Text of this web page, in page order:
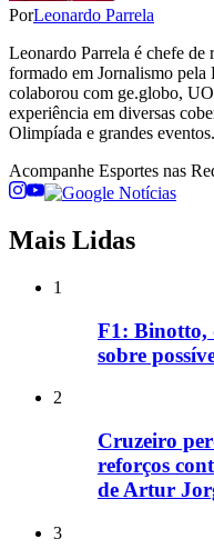
PorLeonardo Parrela
Leonardo Parrela é chefe de
formado em Jornalismo
colaborou com ge.globo,
experiência em diversas
Olimpíada e grandes eventos.
Acompanhe Esportes nas
Mais Lidas
1
F1: Binotto,
sobre
2
Cruzeiro
reforços
de Artur
3